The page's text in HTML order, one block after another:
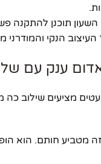
תוכנן להתקנה
העיצוב הנקי
ענק עם
מציעים שילוב כה
מטביע חותם. הוא